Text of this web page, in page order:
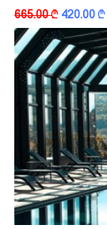
665.00k 420.00k